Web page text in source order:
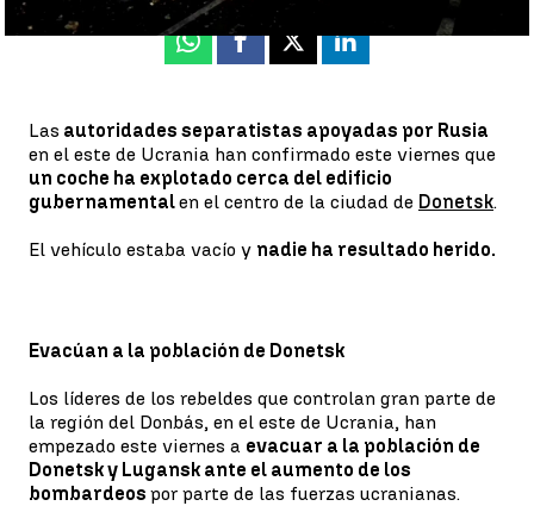
Whatsapp
Facebook
X Linkedin
Las autoridades separatistas apoyadas por Rusia
en el este de Ucrania han confirmado este viernes que
un coche ha explotado cerca del edificio
gubernamentalen el centro de la ciudad de Donetsk.
El vehículo estaba vacío y nadie ha resultado herido.
Evacúan a la población de Donetsk
Los líderes de los rebeldes que controlan gran parte de
la región del Donbás, en el este de Ucrania, han
empezado este viernes a evacuar a la población de
Donetsk y Lugansk ante el aumento de los
bombardeos por parte de las fuerzas ucranianas.